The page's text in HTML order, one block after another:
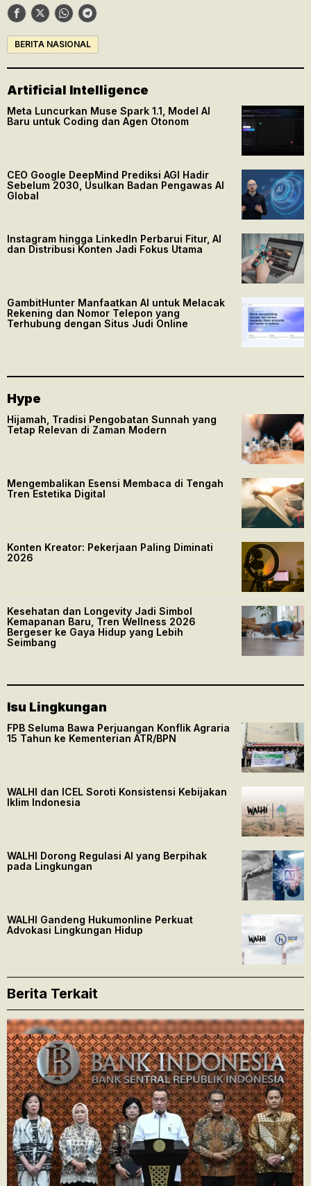
BERITA NASIONAL
Artificial Intelligence
Meta Luncurkan Muse Spark 1.1, Model AI
Baru untuk Coding dan Agen Otonom
CEO Google DeepMind Prediksi AGI Hadir
Sebelum 2030, Usulkan Badan Pengawas AI
Global
Instagram hingga LinkedIn Perbarui Fitur, AI
dan Distribusi Konten Jadi Fokus Utama
GambitHunter Manfaatkan AI untuk Melacak
Rekening dan Nomor Telepon yang
Terhubung dengan Situs Judi Online
Hype
Hijamah, Tradisi Pengobatan Sunnah yang
Tetap Relevan di Zaman Modern
Mengembalikan Esensi Membaca di Tengah
Tren Estetika Digital
Konten Kreator: Pekerjaan Paling Diminati
2026
Kesehatan dan Longevity Jadi Simbol
Kemapanan Baru, Tren Wellness 2026
Bergeser ke Gaya Hidup yang Lebih
Seimbang
Isu Lingkungan
FPB Seluma Bawa Perjuangan Konflik Agraria
15 Tahun ke Kementerian ATR/BPN
WALHI dan ICEL Soroti Konsistensi Kebijakan
Iklim Indonesia
WALHI Dorong Regulasi AI yang Berpihak
pada Lingkungan
WALHI Gandeng Hukumonline Perkuat
Advokasi Lingkungan Hidup
Berita Terkait